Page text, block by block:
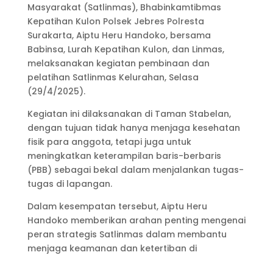
Masyarakat (Satlinmas), Bhabinkamtibmas
Kepatihan Kulon Polsek Jebres Polresta
Surakarta, Aiptu Heru Handoko, bersama
Babinsa, Lurah Kepatihan Kulon, dan Linmas,
melaksanakan kegiatan pembinaan dan
pelatihan Satlinmas Kelurahan, Selasa
(29/4/2025).
Kegiatan ini dilaksanakan di Taman Stabelan,
dengan tujuan tidak hanya menjaga kesehatan
fisik para anggota, tetapi juga untuk
meningkatkan keterampilan baris-berbaris
(PBB) sebagai bekal dalam menjalankan tugas-
tugas di lapangan.
Dalam kesempatan tersebut, Aiptu Heru
Handoko memberikan arahan penting mengenai
peran strategis Satlinmas dalam membantu
menjaga keamanan dan ketertiban di